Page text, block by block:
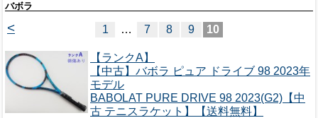
バボラ
< 1 … 7 8 9 10
【ランクA】
【中古】バボラ ピュア ドライブ 98 2023年
モデル
BABOLAT PURE DRIVE 98 2023(G2)【中
古 テニスラケット】【送料無料】